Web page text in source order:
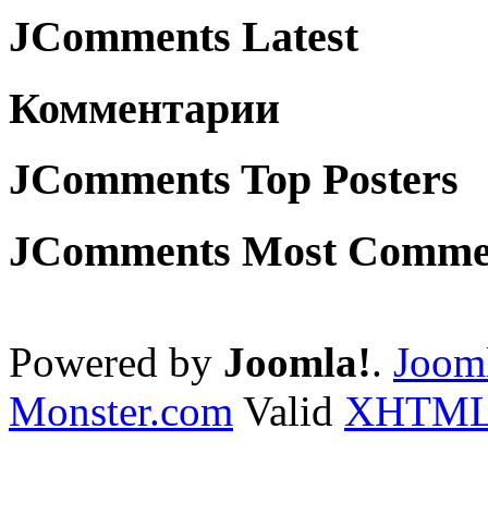
JComments Latest
Комментарии
JComments Top Posters
JComments Most
Powered by Joomla!.
Monster.com Valid